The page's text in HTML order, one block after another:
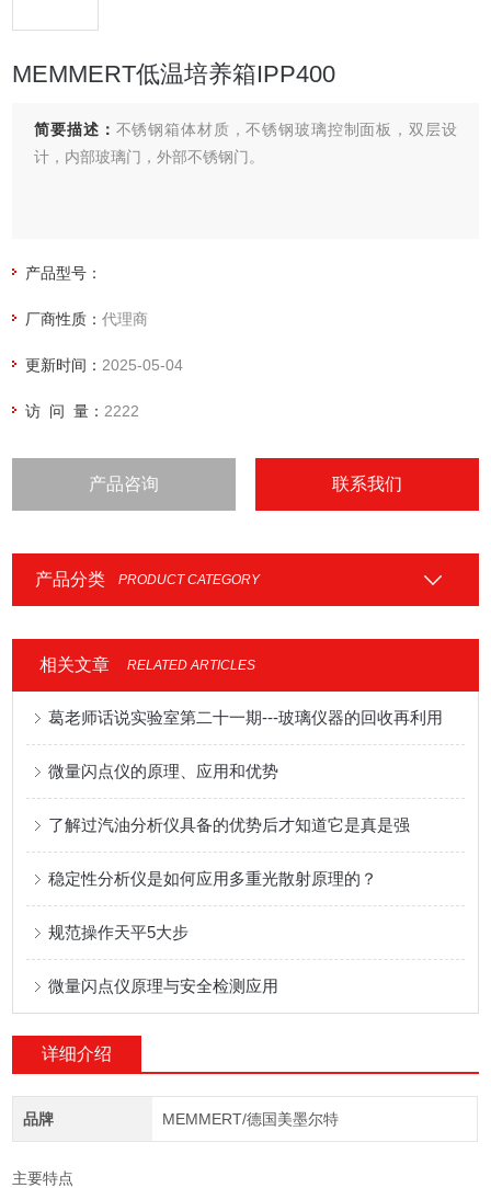
MEMMERT低温培养箱IPP400
简要描述： 不锈钢箱体材质，不锈钢玻璃控制面板，双层设
计，内部玻璃门，外部不锈钢门。
产品型号：
厂商性质：代理商
更新时间： 2025-05-04
访 问 量： 2222
产品咨询 联系我们
产品分类 PRODUCT CATEGORY
相关文章 RELATED ARTICLES
葛老师话说实验室第二十一期---玻璃仪器的回收再利用
微量闪点仪的原理、应用和优势
了解过汽油分析仪具备的优势后才知道它是真是强
稳定性分析仪是如何应用多重光散射原理的？
规范操作天平5大步
微量闪点仪原理与安全检测应用
详细介绍
品牌 MEMMERT/德国美墨尔特
主要特点